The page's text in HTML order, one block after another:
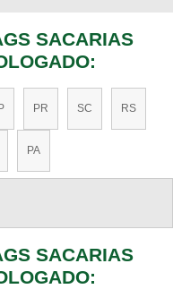
SACARIAS
PR SC RS
PA
SACARIAS